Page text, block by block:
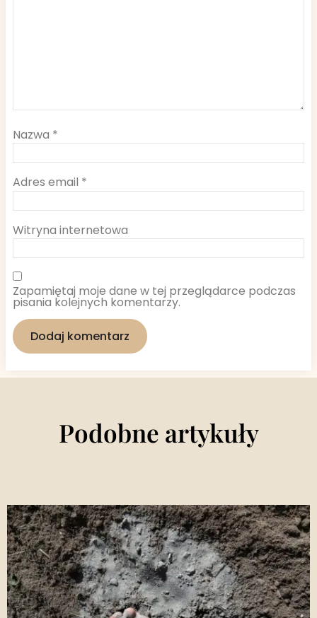
Nazwa *
Adres email *
Witryna internetowa
Zapamiętaj moje dane w tej przeglądarce podczas
pisania kolejnych komentarzy.
Podobne artykuły